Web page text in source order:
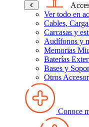
Ver todo en
Cables,
Carcasas y
Audífonos y
Memorias
Baterías
Bases y
Otros
Conoce